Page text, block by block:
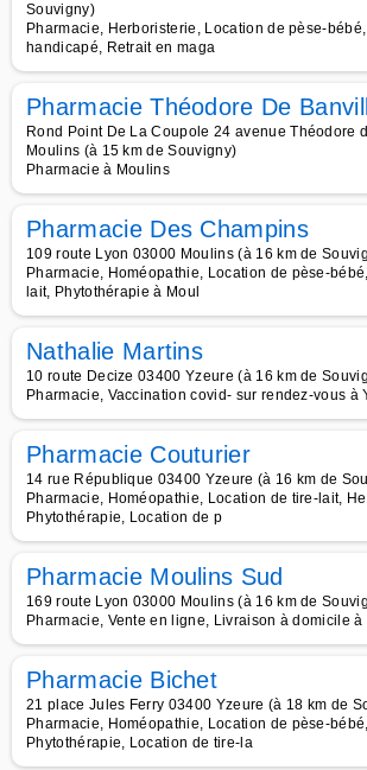
Souvigny)
Pharmacie, Herboristerie, Location de pèse-
handicapé, Retrait en maga
Pharmacie Théodore De
Rond Point De La Coupole 24 avenue Théodore
Moulins (à 15 km de Souvigny)
Pharmacie à Moulins
Pharmacie Des Champins
109 route Lyon 03000 Moulins (à 16 km de
Pharmacie, Homéopathie, Location de pèse-
lait, Phytothérapie à Moul
Nathalie Martins
10 route Decize 03400 Yzeure (à 16 km de
Pharmacie, Vaccination covid- sur rendez-vous à
Pharmacie Couturier
14 rue République 03400 Yzeure (à 16 km de
Pharmacie, Homéopathie, Location de tire-lait,
Phytothérapie, Location de p
Pharmacie Moulins Sud
169 route Lyon 03000 Moulins (à 16 km de
Pharmacie, Vente en ligne, Livraison à domicile
Pharmacie Bichet
21 place Jules Ferry 03400 Yzeure (à 18 km de
Pharmacie, Homéopathie, Location de pèse-
Phytothérapie, Location de tire-la